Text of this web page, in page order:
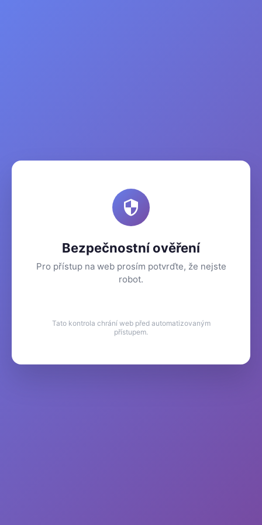
Bezpečnostní ověření
Pro přístup na web prosím potvrďte, že nejste
robot.
Tato kontrola chrání web před automatizovaným
přístupem.